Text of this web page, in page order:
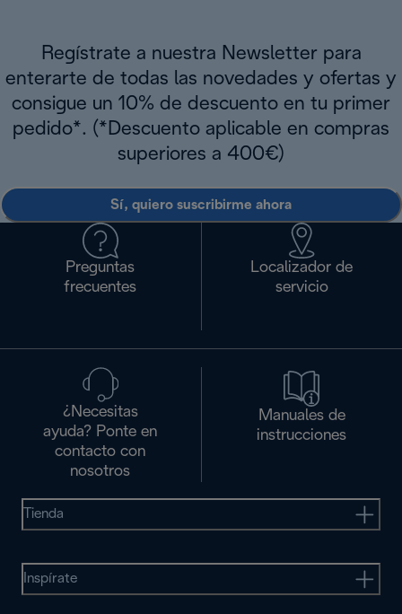
Regístrate a nuestra Newsletter para
enterarte de todas las novedades y ofertas y
consigue un 10% de descuento en tu primer
pedido*. (*Descuento aplicable en compras
superiores a 400€)
Sí, quiero suscribirme ahora
Preguntas
frecuentes
Localizador de
servicio
¿Necesitas
ayuda? Ponte en
contacto con
nosotros
Manuales de
instrucciones
Tienda
Inspírate